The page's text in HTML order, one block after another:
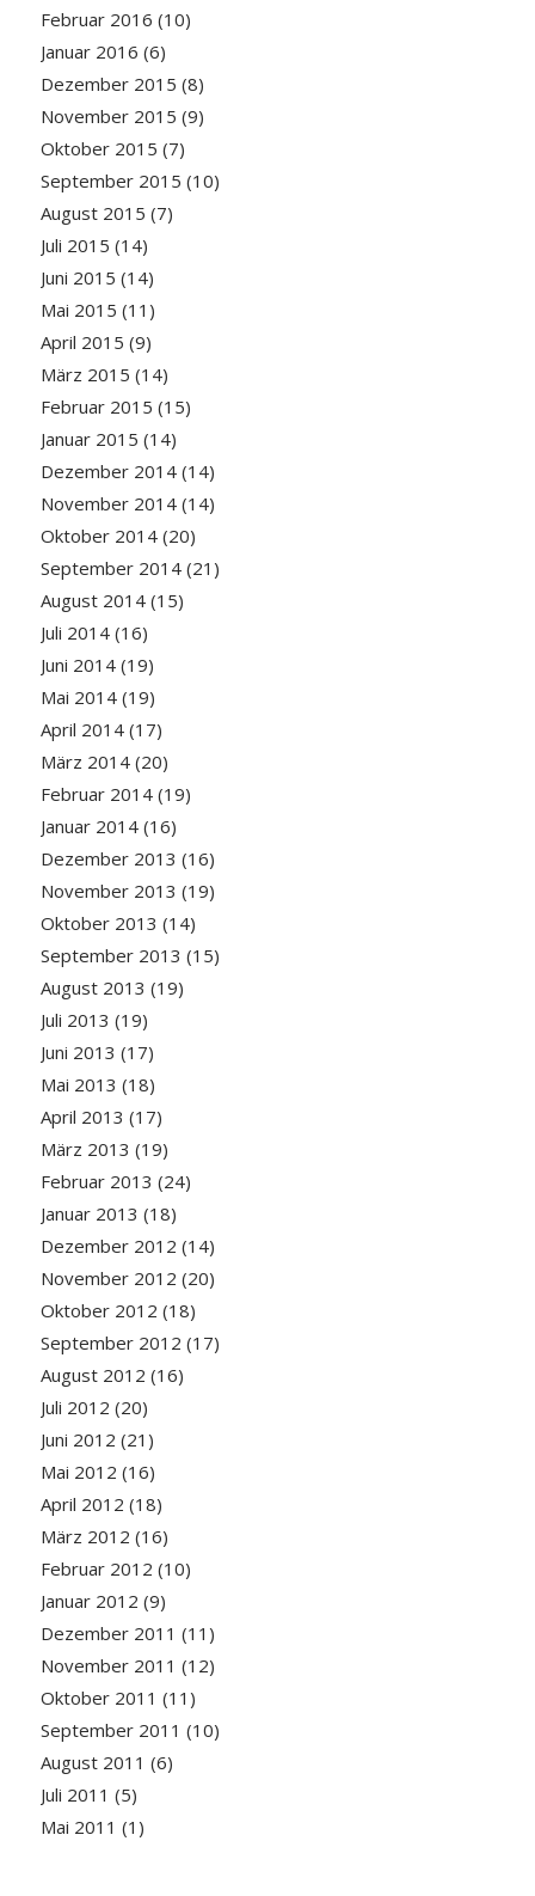
Februar 2016 (10)
Januar 2016 (6)
Dezember 2015 (8)
November 2015 (9)
Oktober 2015 (7)
September 2015 (10)
August 2015 (7)
Juli 2015 (14)
Juni 2015 (14)
Mai 2015 (11)
April 2015 (9)
März 2015 (14)
Februar 2015 (15)
Januar 2015 (14)
Dezember 2014(14)
November 2014(14)
Oktober 2014(20)
September 2014(21)
August 2014(15)
Juli 2014(16)
Juni 2014(19)
Mai 2014(19)
April 2014(17)
März 2014(20)
Februar 2014(19)
Januar 2014(16)
Dezember 2013 (16)
November 2013 (19)
Oktober 2013 (14)
September 2013 (15)
August 2013 (19)
Juli 2013 (19)
Juni 2013 (17)
Mai 2013 (18)
April 2013 (17)
März 2013 (19)
Februar 2013 (24)
Januar 2013 (18)
Dezember 2012 (14)
November 2012 (20)
Oktober 2012 (18)
September 2012 (17)
August 2012 (16)
Juli 2012 (20)
Juni 2012 (21)
Mai 2012 (16)
April 2012 (18)
März 2012 (16)
Februar 2012 (10)
Januar 2012 (9)
Dezember 2011 (11)
November 2011 (12)
Oktober 2011 (11)
September 2011 (10)
August 2011 (6)
Juli 2011 (5)
Mai 2011 (1)